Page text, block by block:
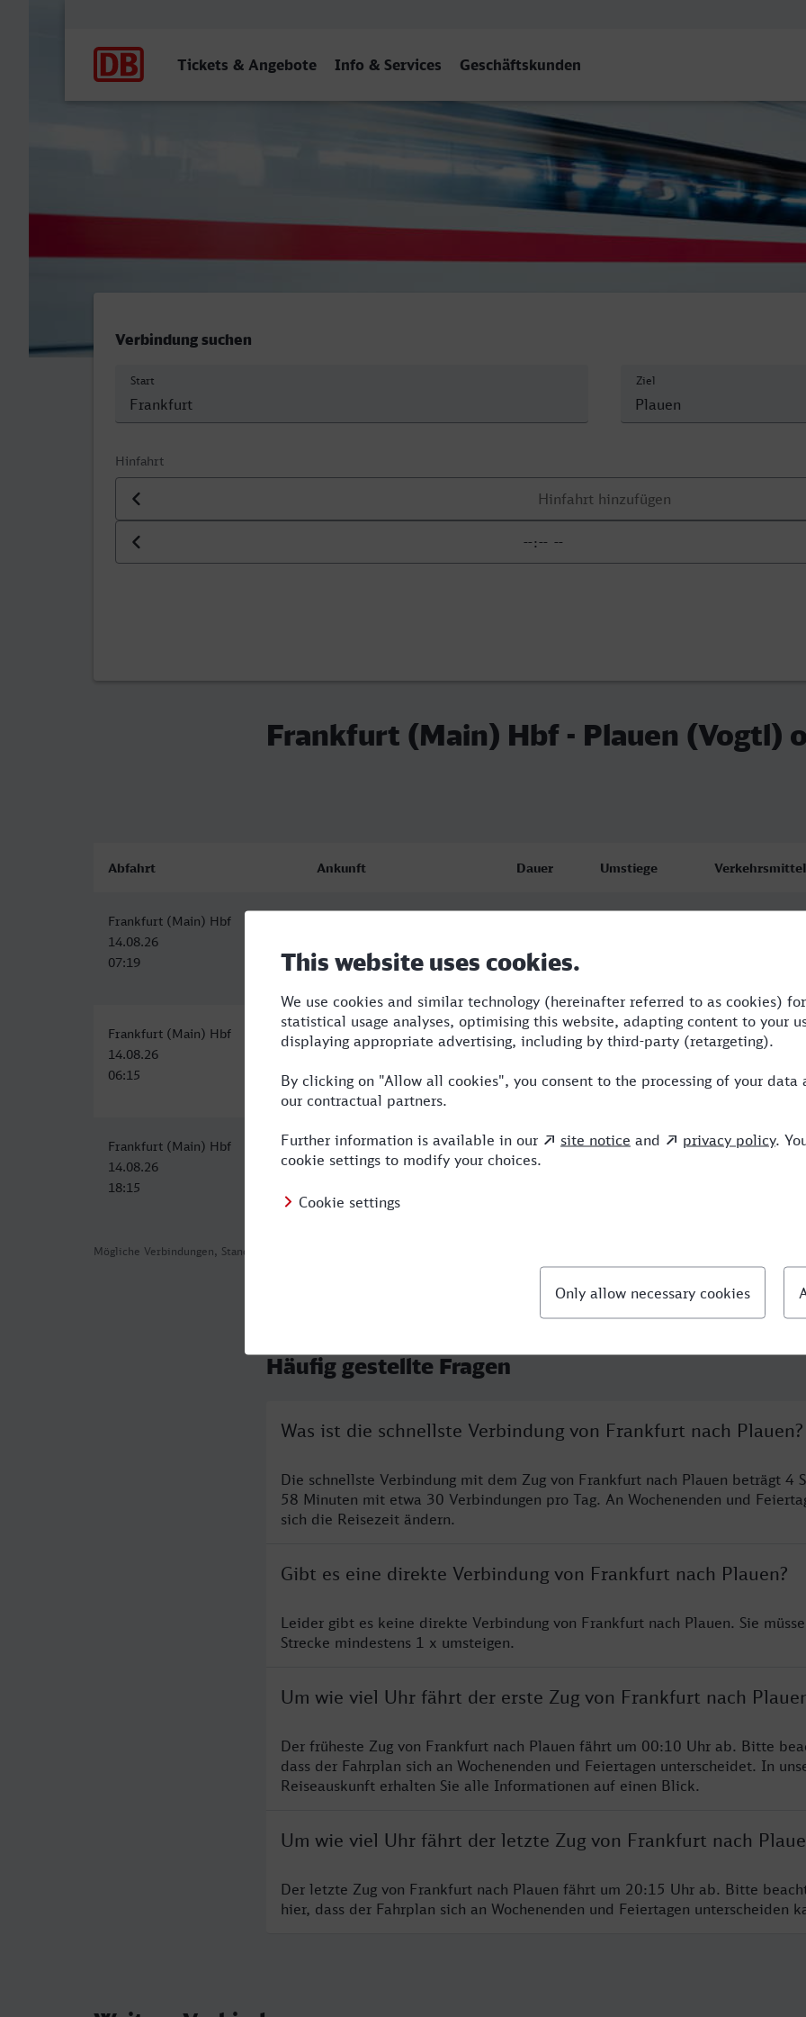
Tickets & Angebote Info & Services Geschäftskunden
Frankfurt (Main) Hbf - Plauen (Vogtl) ob Bf
Verbindung suchen
Start Ziel
Hinfahrt
Datum der Hinfahrt
Uhrzeit der Hinfahrt
Frankfurt (Main) Hbf - Plauen (Vogtl)
Mögliche Verbindungen, Stand: 2026-07-31 01:57
Abfahrt Ankunft Dauer Umstiege Verkehrsmittel
Frankfurt (Main) Hbf
14.08.26
07:19
12:17
Frankfurt (Main) Hbf
14.08.26
06:15
Plauen (Vogtl) ob Bf
14.08.26
11:58
5:43 ICE,MRB
Frankfurt (Main) Hbf
14.08.26
18:15
Plauen (Vogtl) ob Bf
15.08.26
7:36 3 ICE,VBG,MRB
Häufig gestellte Fragen
Was ist die schnellste Verbindung von Frankfurt nach Plauen?
Die schnellste Verbindung mit dem Zug von Frankfurt nach Plauen beträgt 4
58 Minuten mit etwa 30 Verbindungen pro Tag. An Wochenenden und
sich die Reisezeit ändern.
Gibt es eine direkte Verbindung von Frankfurt nach Plauen?
Leider gibt es keine direkte Verbindung von Frankfurt nach Plauen. Sie
Strecke mindestens 1 x umsteigen.
Um wie viel Uhr fährt der erste Zug von Frankfurt nach
Der früheste Zug von Frankfurt nach Plauen fährt um 00:10 Uhr ab. Bitte
dass der Fahrplan sich an Wochenenden und Feiertagen unterscheidet. In
Reiseauskunft erhalten Sie alle Informationen auf einen Blick.
Um wie viel Uhr fährt der letzte Zug von Frankfurt nach
Der letzte Zug von Frankfurt nach Plauen fährt um 20:15 Uhr ab. Bitte
hier, dass der Fahrplan sich an Wochenenden und Feiertagen unterscheiden